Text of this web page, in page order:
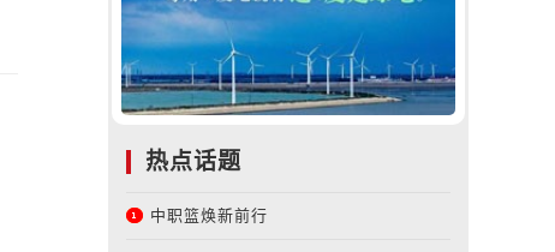
热点话题
中职篮焕新前行